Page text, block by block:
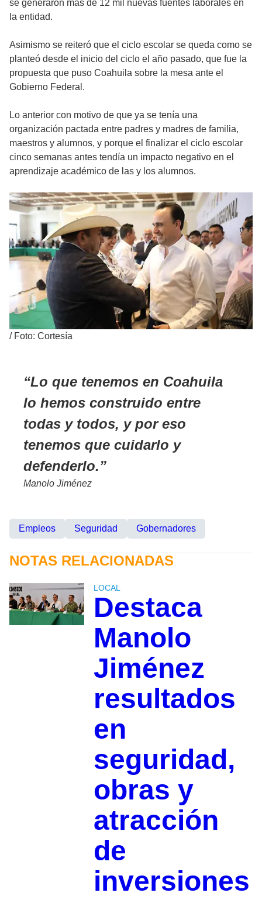
se generaron más de 12 mil nuevas fuentes laborales en
la entidad.
Asimismo se reiteró que el ciclo escolar se queda como se
planteó desde el inicio del ciclo el año pasado, que fue la
propuesta que puso Coahuila sobre la mesa ante el
Gobierno Federal.
Lo anterior con motivo de que ya se tenía una
organización pactada entre padres y madres de familia,
maestros y alumnos, y porque el finalizar el ciclo escolar
cinco semanas antes tendía un impacto negativo en el
aprendizaje académico de las y los alumnos.
/ Foto: Cortesía
Lo que tenemos en Coahuila
lo hemos construido entre
todas y todos, y por eso
tenemos que cuidarlo y
defenderlo.
Manolo Jiménez
Empleos Seguridad Gobernadores
NOTAS RELACIONADAS
LOCAL
Destaca
Manolo
Jiménez
resultados
en
seguridad,
obras y
atracción
de
inversiones